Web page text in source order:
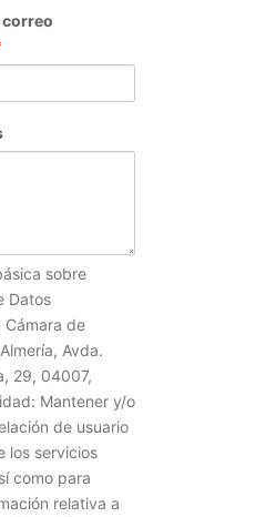
correo
sobre
Datos
Cámara de
Avda.
29, 04007,
Mantener y/o
de usuario
los servicios
como para
relativa a